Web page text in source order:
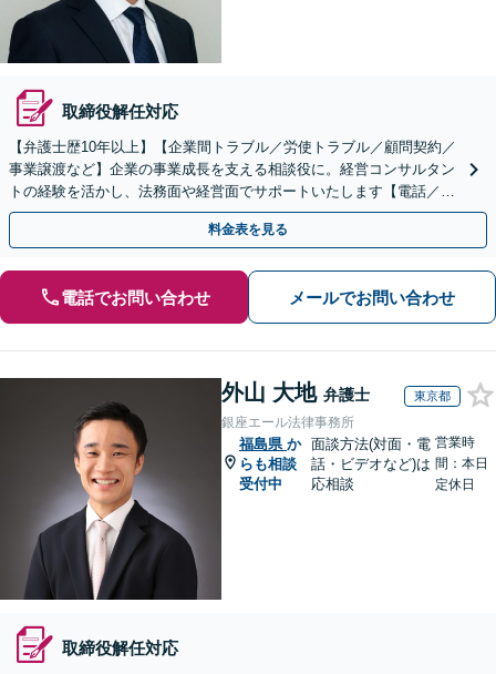
取締役解任対応
【弁護士歴10年以上】【企業間トラブル／労使トラブル／顧問契約／
事業譲渡など】企業の事業成長を支える相談役に。経営コンサルタン
トの経験を活かし、法務面や経営面でサポートいたします【電話／ビ
デオ面談OK】
料金表を見る
電話でお問い合わせ メールでお問い合わせ
外山 大地 弁護士 東京都
銀座エール法律事務所
福島県 か
らも相談
受付中
面談方法(対面・電
話・ビデオなど)は
応相談
営業時
間：本日
定休日
取締役解任対応